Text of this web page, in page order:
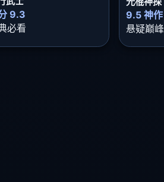
9.3
必看
9.5 神作
悬疑巅峰